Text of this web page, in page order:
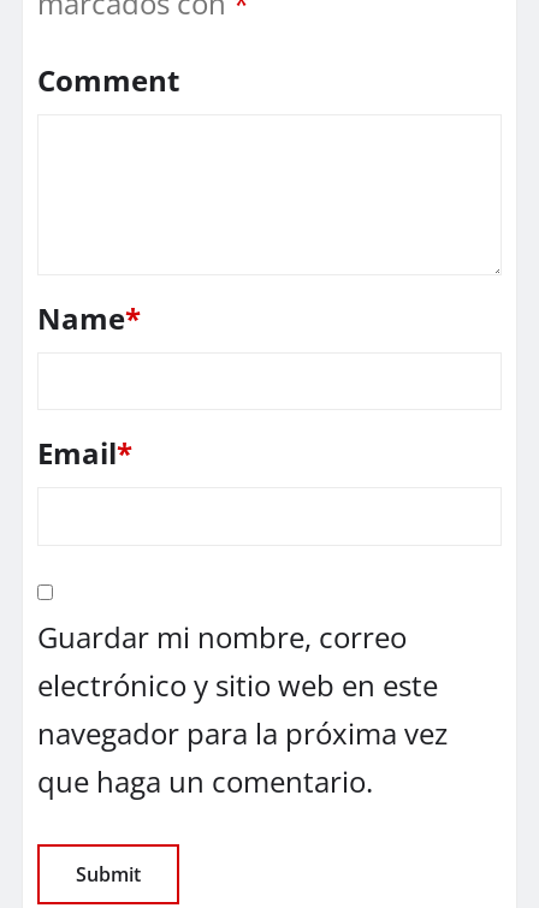
Comment
Name*
Email*
Guardar mi nombre, correo
electrónico y sitio web en este
navegador para la próxima vez
que haga un comentario.